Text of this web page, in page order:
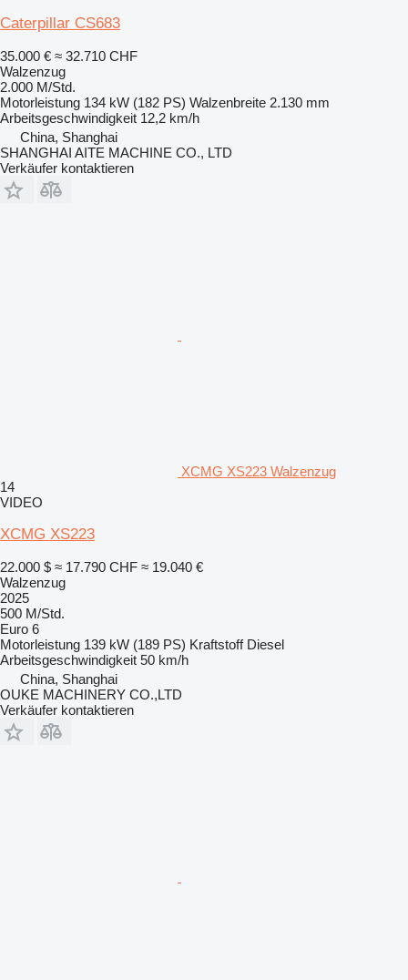
Caterpillar CS683
35.000 € ≈ 32.710 CHF
Walzenzug
2.000 M/Std.
Motorleistung 134 kW (182 PS) Walzenbreite 2.130 mm
Arbeitsgeschwindigkeit 12,2 km/h
China, Shanghai
SHANGHAI AITE MACHINE CO., LTD
Verkäufer kontaktieren
XCMG XS223 Walzenzug
14
VIDEO
XCMG XS223
22.000 $ ≈ 17.790 CHF ≈ 19.040 €
Walzenzug
2025
500 M/Std.
Euro 6
Motorleistung 139 kW (189 PS) Kraftstoff Diesel
Arbeitsgeschwindigkeit 50 km/h
China, Shanghai
OUKE MACHINERY CO.,LTD
Verkäufer kontaktieren